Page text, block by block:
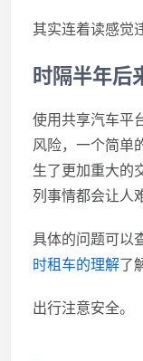
其实连着读感觉
时隔半年后
使用共享汽车平
风险，一个简单
生了更加重大的
列事情都会让人
具体的问题可以
时租车的理解了
出行注意安全。